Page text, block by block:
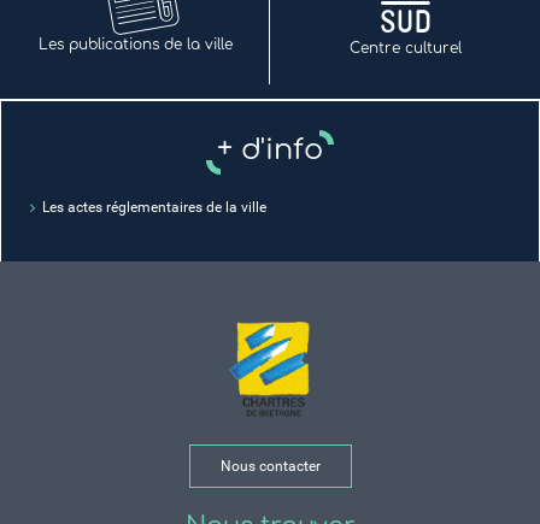
Les publications de la ville Centre culturel
+ d'info
Les actes réglementaires de la ville
Nous contacter